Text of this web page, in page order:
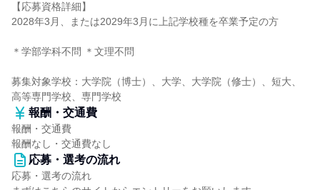
【応募資格詳細】
2028年3月、または2029年3月に上記学校種を卒業予定の方
＊学部学科不問 ＊文理不問
募集対象学校：大学院（博士）、大学、大学院（修士）、短大、
高等専門学校、専門学校
報酬・交通費
報酬・交通費
報酬なし・交通費なし
応募・選考の流れ
応募・選考の流れ